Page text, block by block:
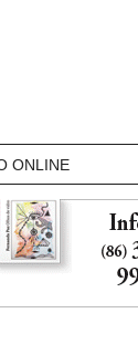
ONLINE